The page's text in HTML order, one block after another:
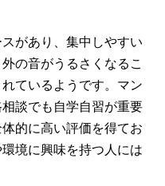
歩3分
口徒歩4分
があり、集中しやすい
外の音がうるさくなる こ
ているようです。マン
談でも自学自習が重要
的に高い評価を得てお
境に興味を持つ人には